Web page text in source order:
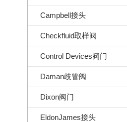
Campbell接头
Checkfluid取样阀
Control Devices阀门
Daman歧管阀
Dixon阀门
EldonJames接头